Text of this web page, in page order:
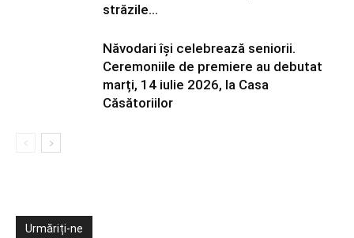
străzile...
Năvodari își celebrează seniorii.
Ceremoniile de premiere au debutat
marți, 14 iulie 2026, la Casa
Căsătoriilor
Urmăriți-ne